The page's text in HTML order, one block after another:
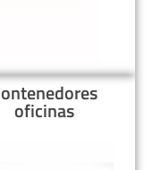
oficinas